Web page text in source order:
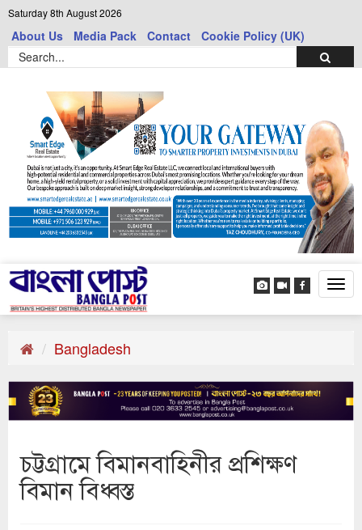
Saturday 8th August 2026
About Us Media Pack Contact Cookie Policy (UK)
Bangladesh
চট্টগ্রামে বিমানবাহিনীর প্রশিক্ষণ
বিমান বিধ্বস্ত